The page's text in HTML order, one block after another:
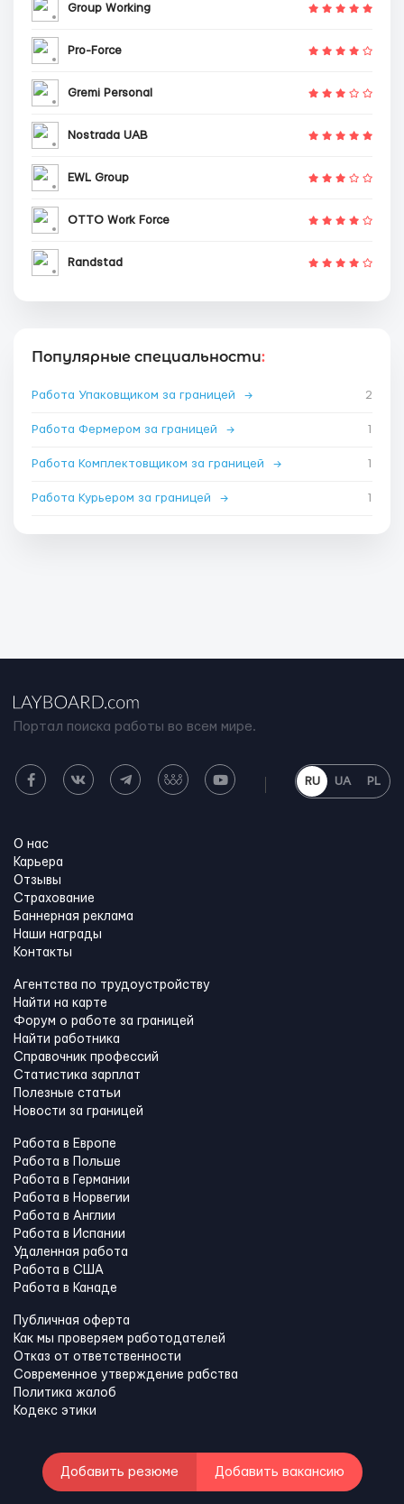
Group Working
Pro-Force
Gremi Personal
Nostrada UAB
EWL Group
OTTO Work Force
Randstad
Популярные специальности:
Работа Упаковщиком за границей → 2
Работа Фермером за границей → 1
Работа Комплектовщиком за границей → 1
Работа Курьером за границей → 1
Портал поиска работы во всем мире.
RU UA PL
О нас
Карьера
Отзывы
Страхование
Баннерная реклама
Наши награды
Контакты
Агентства по трудоустройству
Найти на карте
Форум о работе за границей
Найти работника
Справочник профессий
Статистика зарплат
Полезные статьи
Новости за границей
Работа в Европе
Работа в Польше
Работа в Германии
Работа в Норвегии
Работа в Англии
Работа в Испании
Удаленная работа
Работа в США
Работа в Канадe
Публичная оферта
Как мы проверяем работодателей
Отказ от ответственности
Современное утверждение рабства
Политика жалоб
Кодекс этики
Добавить резюме Добавить вакансию